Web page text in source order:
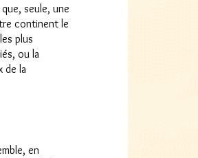
seule, une
continent le
plus
ou la
de la
en